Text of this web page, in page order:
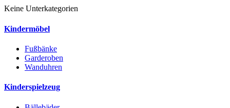
Keine Unterkategorien
Kindermöbel
Fußbänke
Garderoben
Wanduhren
Kinderspielzeug